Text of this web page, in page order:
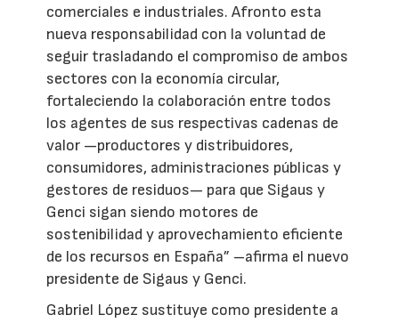
comerciales e industriales. Afronto esta
nueva responsabilidad con la voluntad de
seguir trasladando el compromiso de ambos
sectores con la economía circular,
fortaleciendo la colaboración entre todos
los agentes de sus respectivas cadenas de
valor —productores y distribuidores,
consumidores, administraciones públicas y
gestores de residuos— para que Sigaus y
Genci sigan siendo motores de
sostenibilidad y aprovechamiento eficiente
de los recursos en España” –afirma el nuevo
presidente de Sigaus y Genci.
Gabriel López sustituye como presidente a